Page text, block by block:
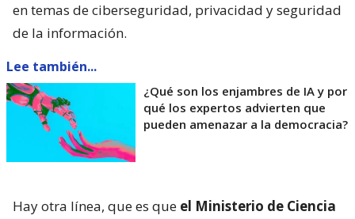
en temas de ciberseguridad, privacidad y seguridad
de la información.
Lee también...
¿Qué son los enjambres de IA y por
qué los expertos advierten que
pueden amenazar a la democracia?
Hay otra línea, que es que el Ministerio de Ciencia